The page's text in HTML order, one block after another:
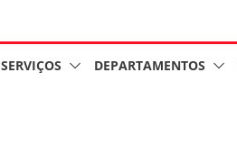
SERVIÇOS DEPARTAMENTOS